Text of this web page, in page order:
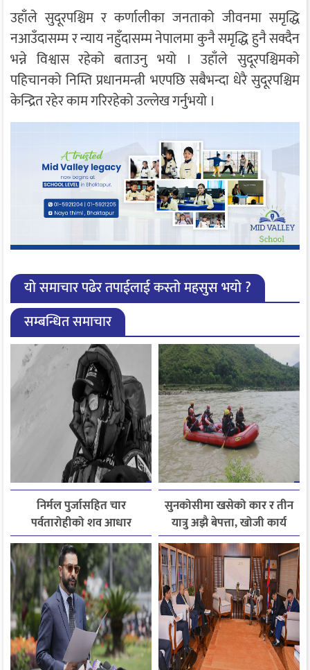
उहाँले सुदूरपश्चिम र कर्णालीका जनताको जीवनमा समृद्धि
नआउँदासम्म र न्याय नहुँदासम्म नेपालमा कुनै समृद्धि हुनै सक्दैन
भन्ने विश्वास रहेको बताउनु भयो । उहाँले सुदूरपश्चिमको
पहिचानको निम्ति प्रधानमन्त्री भएपछि सबैभन्दा धेरै सुदूरपश्चिम
केन्द्रित रहेर काम गरिरहेको उल्लेख गर्नुभयो ।
यो समाचार पढेर तपाईलाई कस्तो महसुस भयो ?
सम्बन्धित समाचार
निर्मल पुर्जासहित चार
पर्वतारोहीको शव आधार
शिविरमा ल्याइयो, तीन अझै
बेपत्ता
सुनकोसीमा खसेको कार र तीन
यात्रु अझै बेपत्ता, खोजी कार्य
जारी